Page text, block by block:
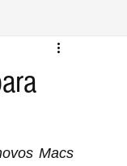
Macs